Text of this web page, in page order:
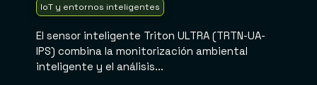
IoT y entornos inteligentes
El sensor inteligente Triton ULTRA (TRTN-UA-
IPS) combina la monitorización ambiental
inteligente y el análisis...